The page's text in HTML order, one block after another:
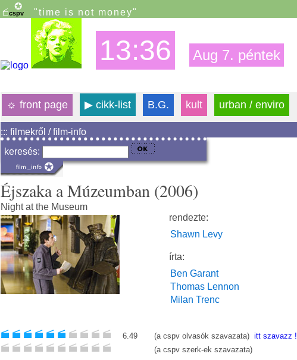
"time is not money"
13:36 Aug 7. péntek
☼ front page ▶ cikk-list B.G. kult urban / enviro
::: filmekről / film-info
keresés:
Éjszaka a Múzeumban (2006)
Night at the Museum
rendezte:
Shawn Levy
írta:
Ben Garant
Thomas Lennon
Milan Trenc
6.49 (a cspv olvasók szavazata) itt szavazz !
(a cspv szerk-ek szavazata)